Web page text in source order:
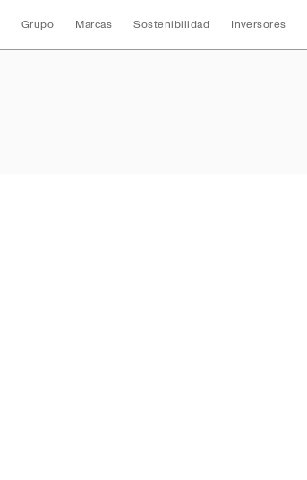
Grupo Marcas Sostenibilidad Inversores